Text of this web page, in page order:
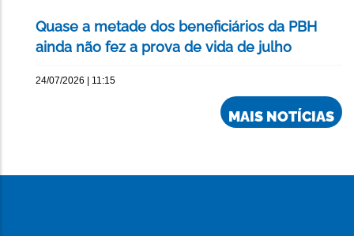
Quase a metade dos beneficiários da PBH
ainda não fez a prova de vida de julho
24/07/2026 | 11:15
MAIS NOTÍCIAS